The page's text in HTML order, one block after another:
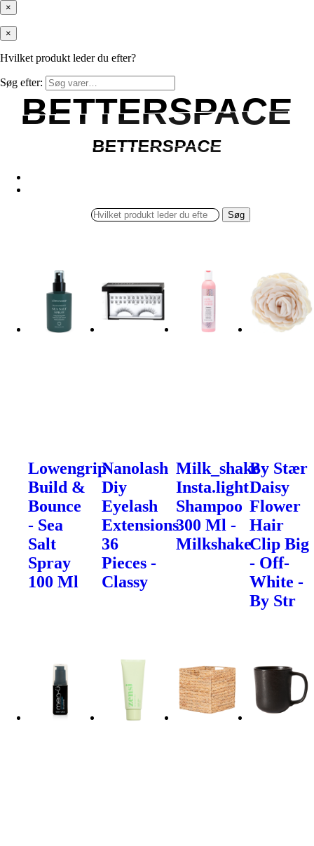
×
×
Hvilket produkt leder du efter?
Søg efter:
BETTERSPACE
BETTERSPACE
BETTERSPACE
BETTERSPACE
Søg
Lowengrip
Build &
Bounce
- Sea
Salt
Spray
100 Ml
Nanolash
Diy
Eyelash
Extensions
36
Pieces -
Classy
Milk_shake
Insta.light
Shampoo
300 Ml -
Milkshake
By Stær
Daisy
Flower
Hair
Clip Big
- Off-
White -
By Str